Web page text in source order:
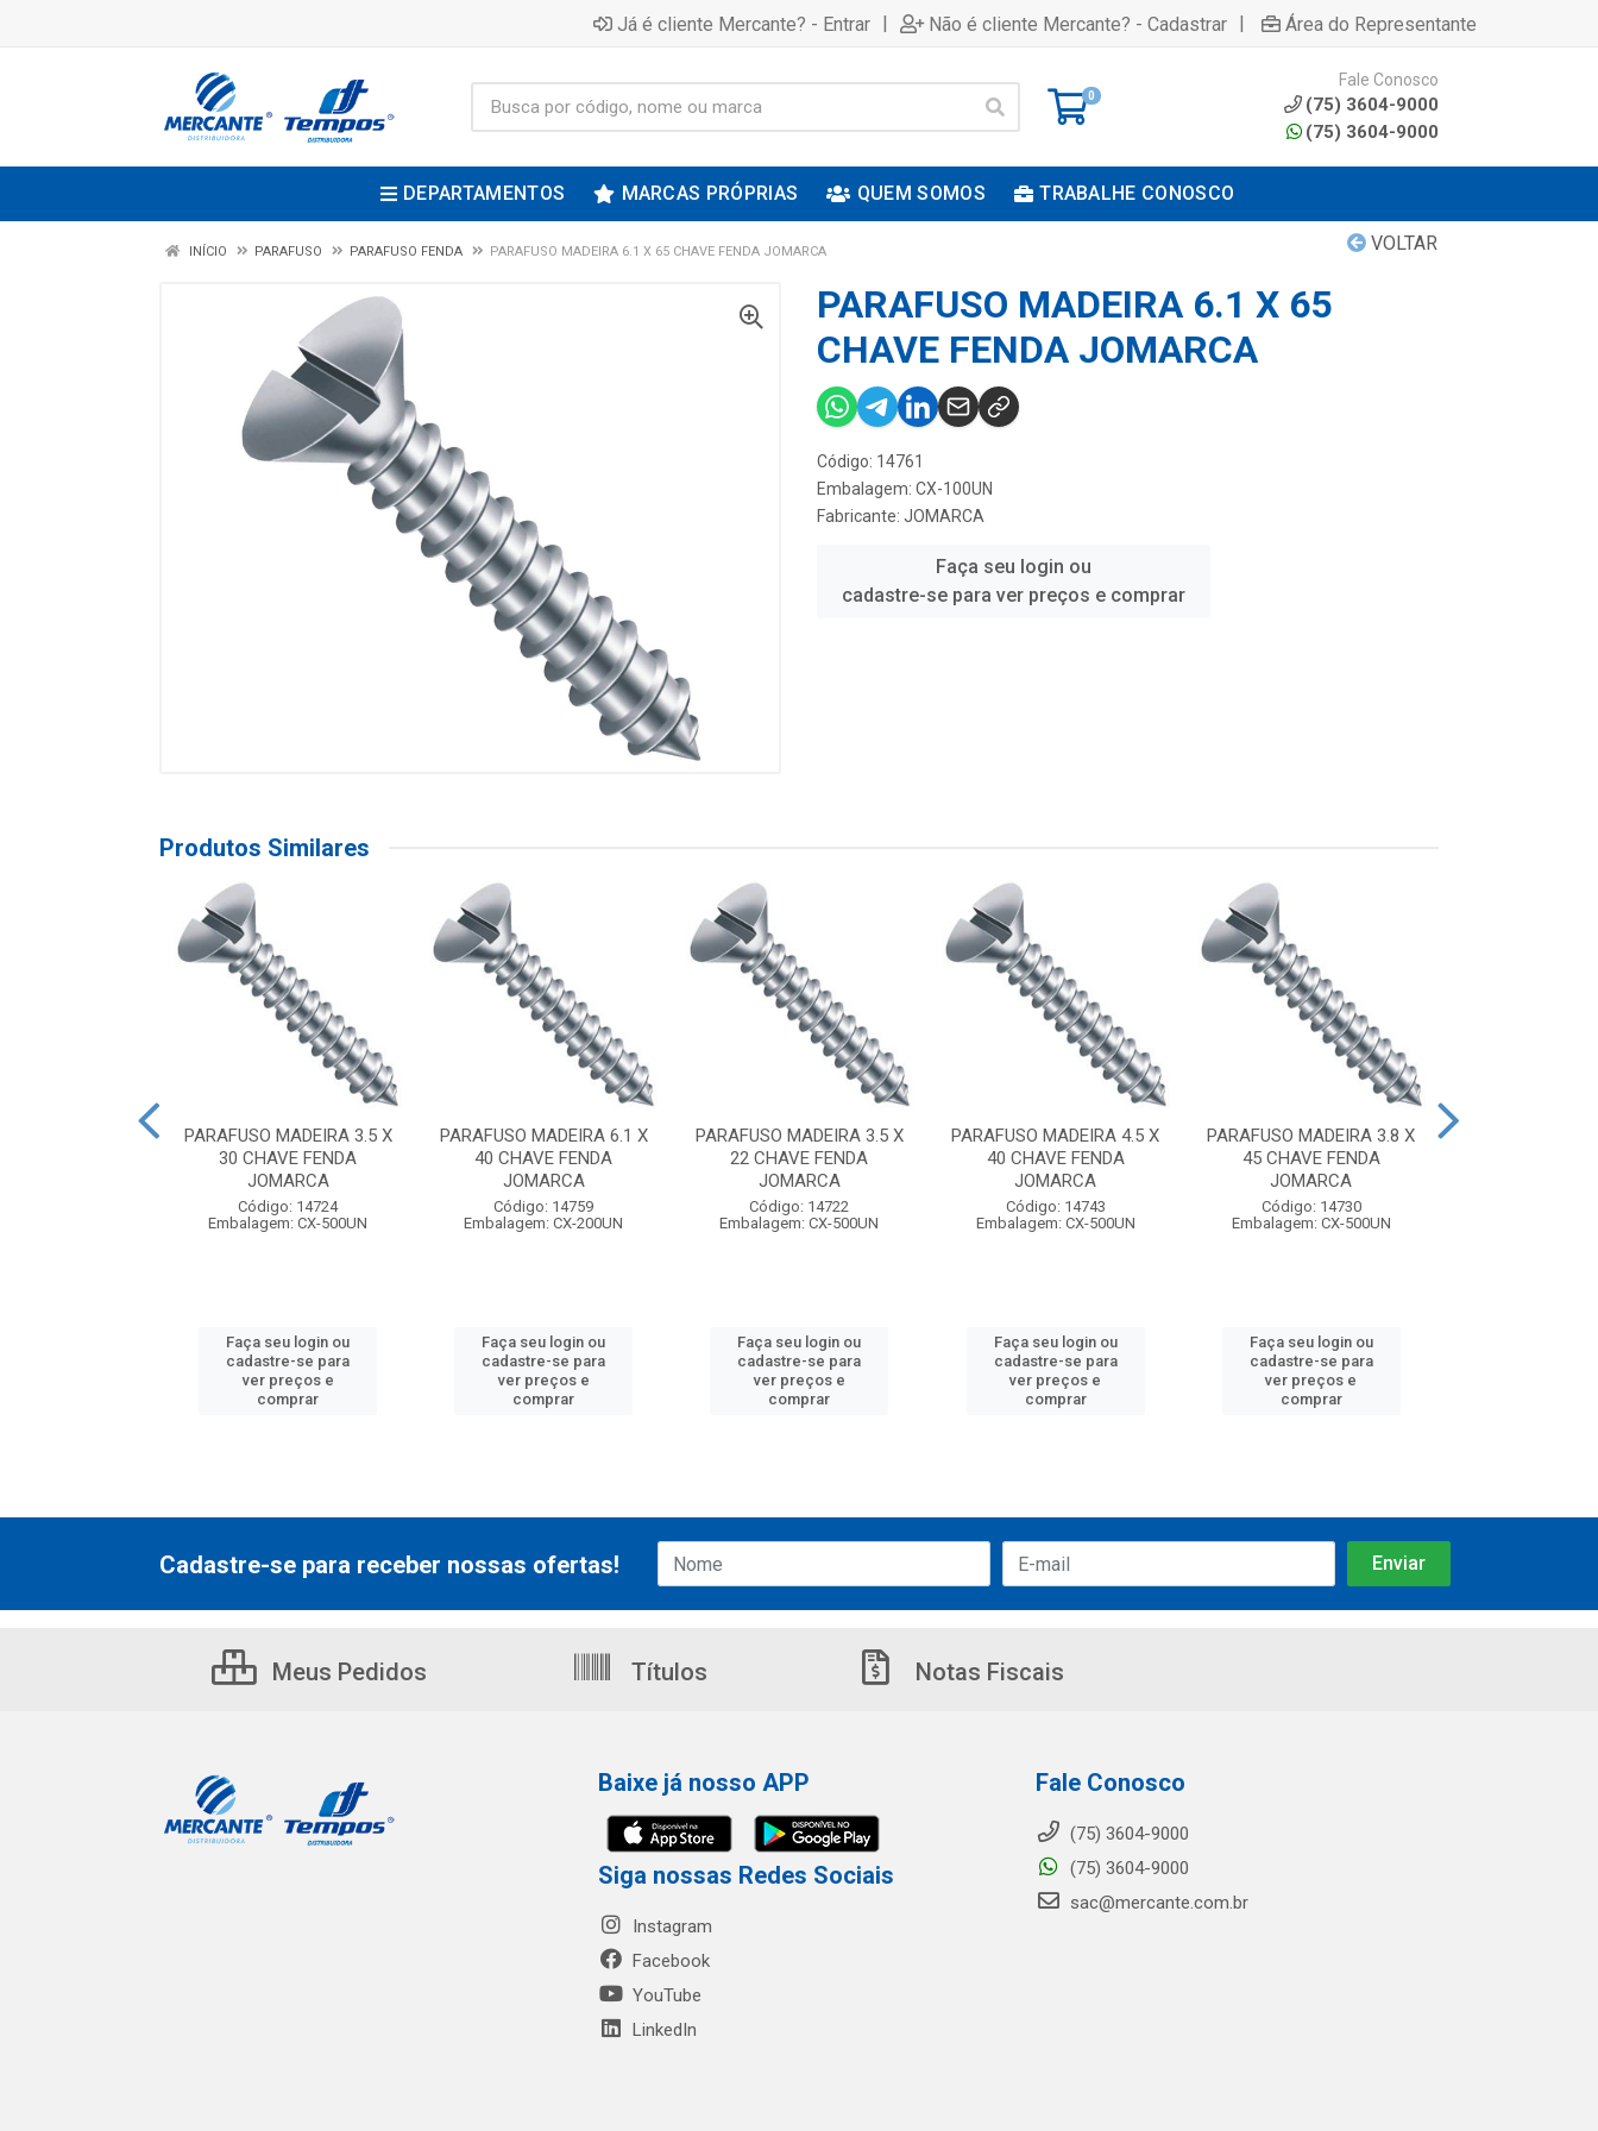
Já é cliente Mercante? - Entrar | Não é cliente Mercante? - Cadastrar | Área do Representante
0
Fale Conosco
(75) 3604-9000
(75) 3604-9000
DEPARTAMENTOS MARCAS PRÓPRIAS QUEM SOMOS TRABALHE CONOSCO
VOLTAR
INÍCIO PARAFUSO PARAFUSO FENDA PARAFUSO MADEIRA 6.1 X 65 CHAVE FENDA JOMARCA
PARAFUSO MADEIRA 6.1 X 65
CHAVE FENDA JOMARCA
Código: 14761
Embalagem: CX-100UN
Fabricante: JOMARCA
Faça seu login ou
cadastre-se para ver preços e comprar
Produtos Similares
PARAFUSO MADEIRA 3.5 X
30 CHAVE FENDA
JOMARCA
Código: 14724
Embalagem: CX-500UN
Faça seu login ou
cadastre-se para
ver preços e
comprar
PARAFUSO MADEIRA 6.1 X
40 CHAVE FENDA
JOMARCA
Código: 14759
Embalagem: CX-200UN
Faça seu login ou
cadastre-se para
ver preços e
comprar
PARAFUSO MADEIRA 3.5 X
22 CHAVE FENDA
JOMARCA
Código: 14722
Embalagem: CX-500UN
Faça seu login ou
cadastre-se para
ver preços e
comprar
PARAFUSO MADEIRA 4.5 X
40 CHAVE FENDA
JOMARCA
Código: 14743
Embalagem: CX-500UN
Faça seu login ou
cadastre-se para
ver preços e
comprar
PARAFUSO MADEIRA 3.8 X
45 CHAVE FENDA
JOMARCA
Código: 14730
Embalagem: CX-500UN
Faça seu login ou
cadastre-se para
ver preços e
comprar
Cadastre-se para receber nossas ofertas!
Meus Pedidos Títulos Notas Fiscais
Baixe já nosso APP
Siga nossas Redes Sociais
Instagram
Facebook
YouTube
LinkedIn
Fale Conosco
(75) 3604-9000
(75) 3604-9000
sac@mercante.com.br